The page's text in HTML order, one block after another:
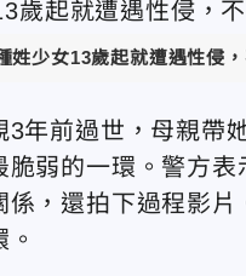
姓少女13歲起就遭遇性侵
年前過世，母親帶
弱的一環。警方
，還拍下過程影